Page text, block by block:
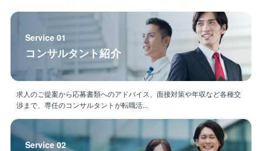
Service 01
コンサルタント紹介
求人のご提案から応募書類へのアドバイス、面接対策や年収など各種交
渉まで、専任のコンサルタントが転職活...
Service 02